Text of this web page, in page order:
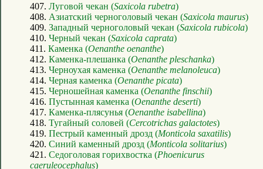
407. Луговой чекан (Saxicola rubetra)
408. Азиатский черноголовый чекан (Saxicola maurus)
409. Западный черноголовый чекан (Saxicola rubicola)
410. Черный чекан (Saxicola caprata)
411. Каменка (Oenanthe oenanthe)
412. Каменка-плешанка (Oenanthe pleschanka)
413. Черноухая каменка (Oenanthe melanoleuca)
414. Черная каменка (Oenanthe picata)
415. Черношейная каменка (Oenanthe finschii)
416. Пустынная каменка (Oenanthe deserti)
417. Каменка-плясунья (Oenanthe isabellina)
418. Тугайный соловей (Cercotrichas galactotes)
419. Пестрый каменный дрозд (Monticola saxatilis)
420. Синий каменный дрозд (Monticola solitarius)
421. Седоголовая горихвостка (Phoenicurus
caeruleocephalus)